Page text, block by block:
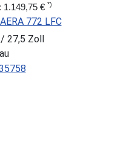
1.149,75 € *)
772 LFC
27,5 Zoll